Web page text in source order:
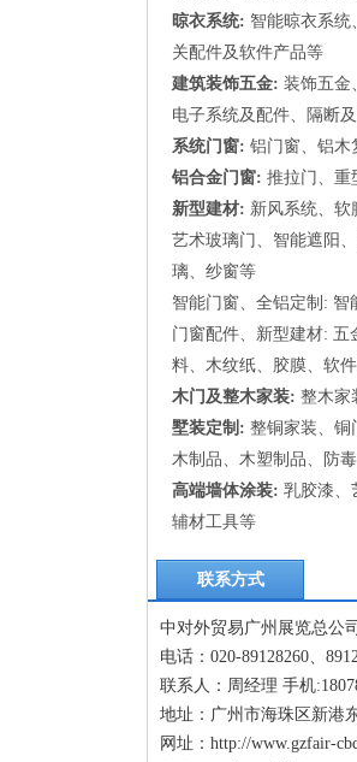
晾衣系统: 智能晾衣系统
关配件及软件产品等
建筑装饰五金: 装饰五金
电子系统及配件、隔断
系统门窗: 铝门窗、铝木
铝合金门窗: 推拉门、重
新型建材: 新风系统、软
艺术玻璃门、智能遮阳
璃、纱窗等
智能门窗、全铝定制:
门窗配件、新型建材:
料、木纹纸、胶膜、软
木门及整木家装: 整木家
墅装定制: 整铜家装、铜
木制品、木塑制品、防
高端墙体涂装: 乳胶漆、
辅材工具等
联系方式
中对外贸易广州展览总公司
电话：020-89128260、
联系人：周经理 手机
地址：广州市海珠区新港
网址：http://www.gzfair-